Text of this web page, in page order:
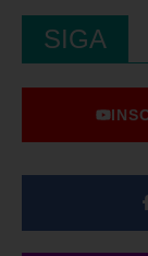
SIGA